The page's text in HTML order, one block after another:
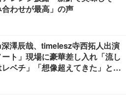
わせが最高」の声
澤辰哉、timelesz寺西拓人出演
ート」現場に豪華差し入れ「流し
ベチ」「想像超えてきた」と絶